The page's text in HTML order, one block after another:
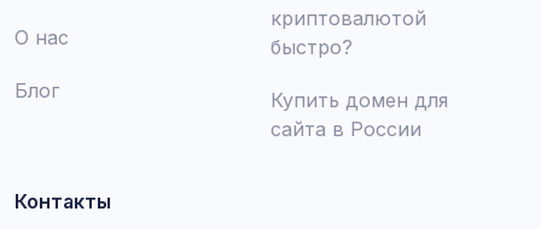
О нас
Блог
криптовалютой
быстро?
Купить домен для
сайта в России
Контакты